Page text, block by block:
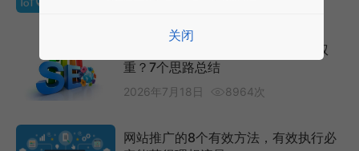
2026年7月18日 2878次
南京网站建设公司：如何提升网站权
重？7个思路总结
2026年7月18日 8964次
网站推广的8个有效方法，有效执行必
关闭